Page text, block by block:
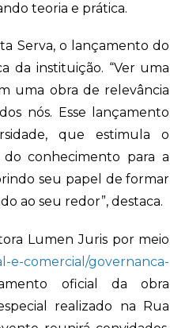
teoria e prática.
Serva, o lançamento do
da instituição. “Ver uma
uma obra de relevância
nós. Esse lançamento
que estimula o
conhecimento para a
seu papel de formar
ao seu redor”, destaca.
Lumen Juris por meio
e-comercial/governanca-
oficial da obra
realizado na Rua